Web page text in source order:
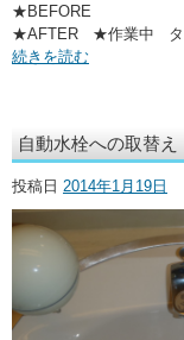
★AFTER ★作業中 タ
続きを読む
自動水栓への取替
投稿日 2014年1月19日